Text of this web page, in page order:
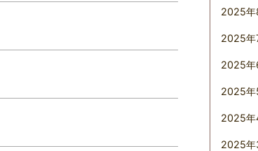
2025年
2025年
2025年
2025年
2025年
2025年